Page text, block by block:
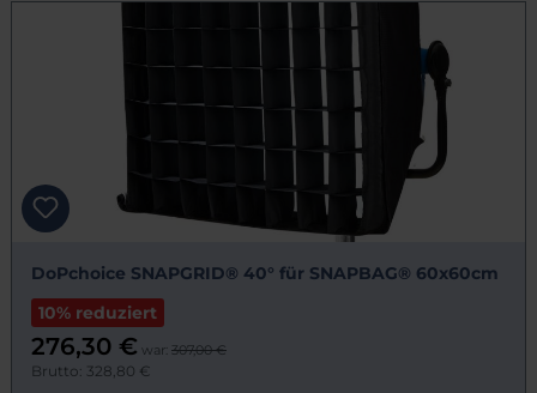
DoPchoice SNAPGRID® 40° für SNAPBAG® 60x60cm
10% reduziert
276,30 € war: 307,00 €
Brutto: 328,80 €